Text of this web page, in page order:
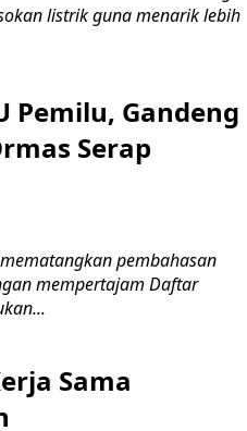
listrik guna menarik lebih
Pemilu, Gandeng
Serap
mematangkan pembahasan
mempertajam Daftar
Sama